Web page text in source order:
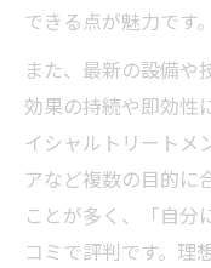
できる点が魅力です。
また、最新の設備や
効果の持続や即効性
イシャルトリートメ
アなど複数の目的に
ことが多く、「自分
コミで評判です。理